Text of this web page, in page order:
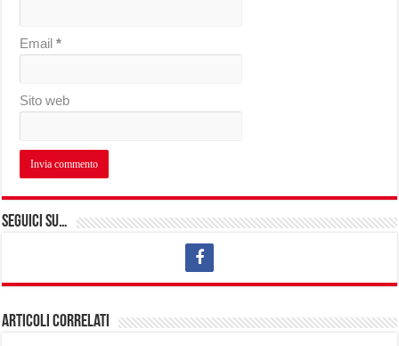
Email*
Sito web
Seguici su…
Articoli correlati